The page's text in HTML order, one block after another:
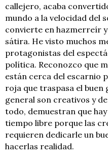
callejero, acaba
mundo a la velocidad del
convierte en hazmerreír
sátira. He visto muchos
protagonistas del
política. Reconozco que
están cerca del escarnio
roja que traspasa el buen
general son creativos y
todo, demuestran que
tiempo libre porque las
requieren dedicarle un
hacerlas realidad.